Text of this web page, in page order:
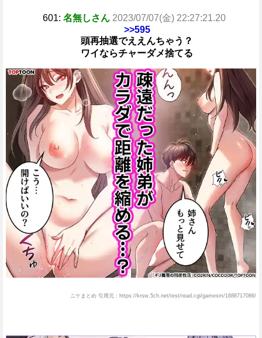
601: 名無しさん 2023/07/07(金) 22:27:21.20
>>595
頭再抽選でええんちゃう？
ワイならチャーダメ捨てる
ニケまとめ 引用元：https://krsw.5ch.net/test/read.cgi/gamesm/1688717086/